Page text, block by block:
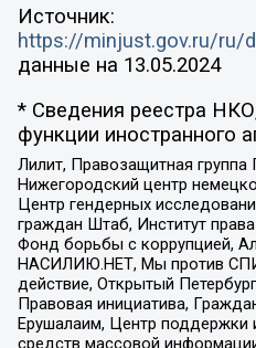
Источник:
https://minjust.gov.ru/ru/
данные на 13.05.2024
* Сведения реестра
функции иностранного
Лилит, Правозащитная
Нижегородский центр
Центр гендерных
граждан Штаб, Институт
Фонд борьбы с коррупцией,
НАСИЛИЮ.НЕТ, Мы против
действие, Открытый
Правовая инициатива,
Ерушалаим, Центр поддержки
средств массовой